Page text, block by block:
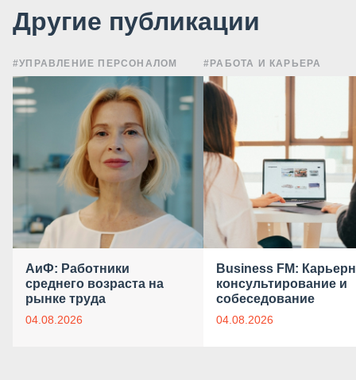
Другие публикации
#УПРАВЛЕНИЕ ПЕРСОНАЛОМ
АиФ: Работники
среднего возраста на
рынке труда
04.08.2026
#РАБОТА И КАРЬЕРА
Business FM:
консультирование и
собеседование
04.08.2026